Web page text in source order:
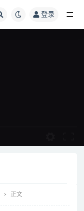
登录
正文